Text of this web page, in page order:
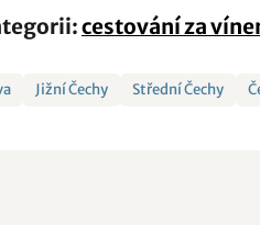
cestování za
Jižní Čechy Střední Čechy